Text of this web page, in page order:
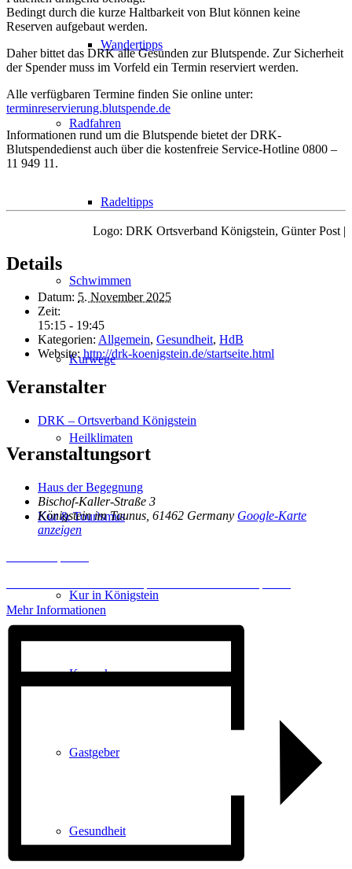
Wandertipps
Radfahren
Radeltipps
Schwimmen
Kurwege
Heilklimaten
Kur & Tourismus
Kur in Königstein
Kurpark
Gastgeber
Gesundheit
Bedingt durch die kurze Haltbarkeit von Blut können keine
Reserven aufgebaut werden.
Daher bittet das DRK alle Gesunden zur Blutspende. Zur Sicherheit
der Spender muss im Vorfeld ein Termin reserviert werden.
Alle verfügbaren Termine finden Sie online unter:
terminreservierung.blutspende.de
Informationen rund um die Blutspende bietet der DRK-
Blutspendedienst auch über die kostenfreie Service-Hotline 0800 –
11 949 11.
Logo: DRK Ortsverband Königstein, Günter Post |
Details
Datum: 5. November 2025
Zeit:
15:15 - 19:45
Kategorien: Allgemein, Gesundheit, HdB
Website: http://drk-koenigstein.de/startseite.html
Veranstalter
DRK – Ortsverband Königstein
Veranstaltungsort
Haus der Begegnung
Bischof-Kaller-Straße 3
Königstein im Taunus 61462 Germany Google-Karte
anzeigen
Mehr Informationen